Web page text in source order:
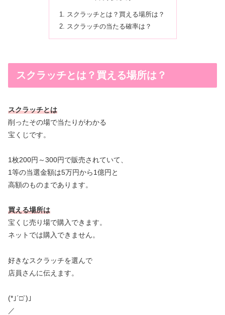
スクラッチとは？買える場所は？
スクラッチの当たる確率は？
スクラッチとは？買える場所は？
スクラッチとは
削ったその場で当たりがわかる
宝くじです。
1枚200円～300円で販売されていて、
1等の当選金額は5万円から1億円と
高額のものまであります。
買える場所は
宝くじ売り場で購入できます。
ネットでは購入できません。
好きなスクラッチを選んで
店員さんに伝えます。
(*｣´□`)｣
／